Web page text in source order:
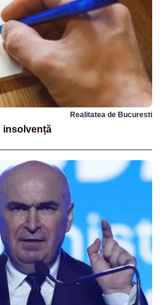
Realitatea de Bucuresti
insolvență